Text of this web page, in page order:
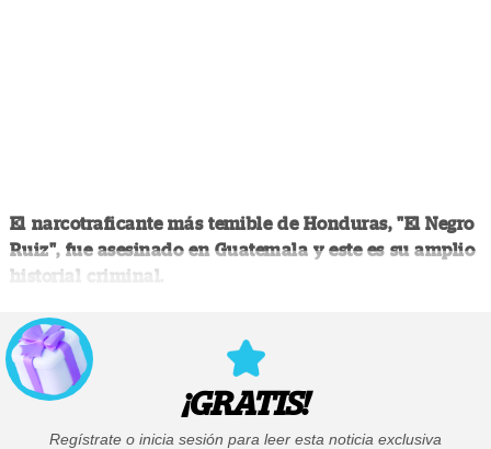
El narcotraficante más temible de Honduras, "El Negro
Ruiz", fue asesinado en Guatemala y este es su amplio
historial criminal.
¡GRATIS!
Regístrate o inicia sesión para leer esta noticia exclusiva